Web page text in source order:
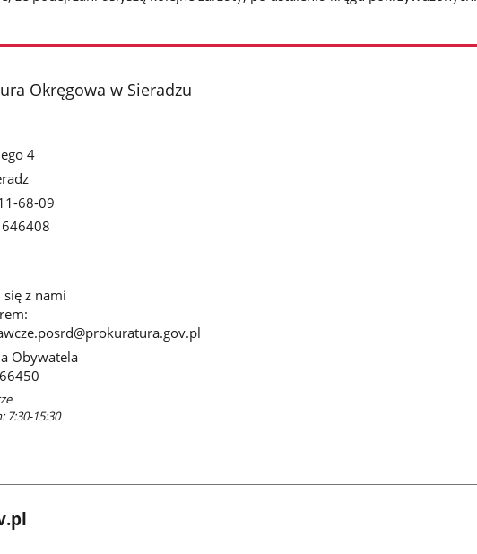
Okręgowa w Sieradzu
4
68-09
z nami
Obywatela
7:30-15:30